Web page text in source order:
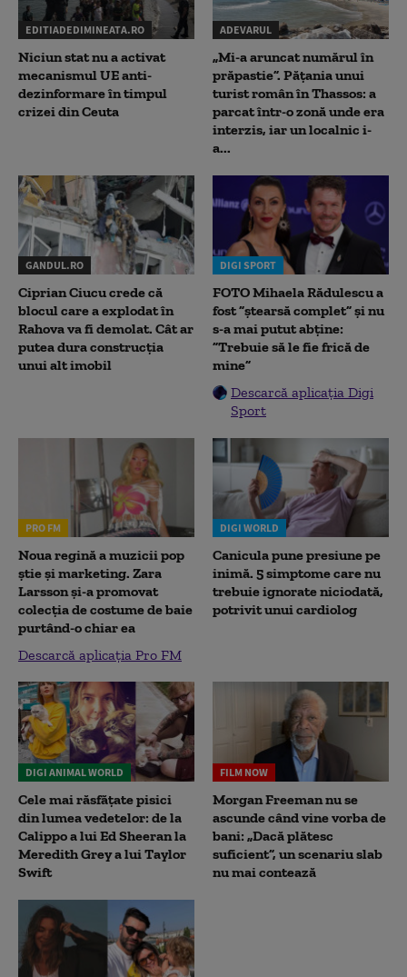
EDITIADEDIMINEATA.RO
Niciun stat nu a activat
mecanismul UE anti-
dezinformare în timpul
crizei din Ceuta
ADEVARUL
„Mi-a aruncat numărul în
prăpastie”. Pățania unui
turist român în Thassos: a
parcat într-o zonă unde era
interzis, iar un localnic i-
a...
GANDUL.RO
Ciprian Ciucu crede că
blocul care a explodat în
Rahova va fi demolat. Cât ar
putea dura construcția
unui alt imobil
DIGI SPORT
FOTO Mihaela Rădulescu a
fost ”ștearsă complet” și nu
s-a mai putut abține:
”Trebuie să le fie frică de
mine”
Descarcă aplicația Digi
Sport
PRO FM
Noua regină a muzicii pop
știe și marketing. Zara
Larsson și-a promovat
colecția de costume de baie
purtând-o chiar ea
Descarcă aplicația Pro FM
DIGI WORLD
Canicula pune presiune pe
inimă. 5 simptome care nu
trebuie ignorate niciodată,
potrivit unui cardiolog
DIGI ANIMAL WORLD
Cele mai răsfățate pisici
din lumea vedetelor: de la
Calippo a lui Ed Sheeran la
Meredith Grey a lui Taylor
Swift
FILM NOW
Morgan Freeman nu se
ascunde când vine vorba de
bani: „Dacă plătesc
suficient”, un scenariu slab
nu mai contează